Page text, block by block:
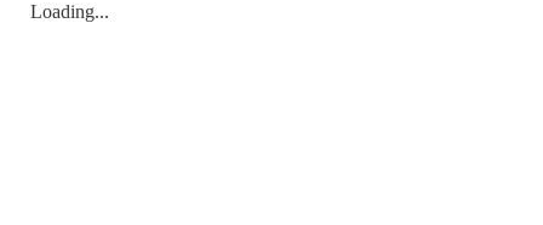
Loading...